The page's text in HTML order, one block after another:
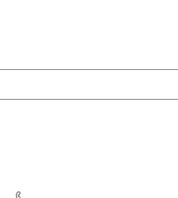
Устав Организации